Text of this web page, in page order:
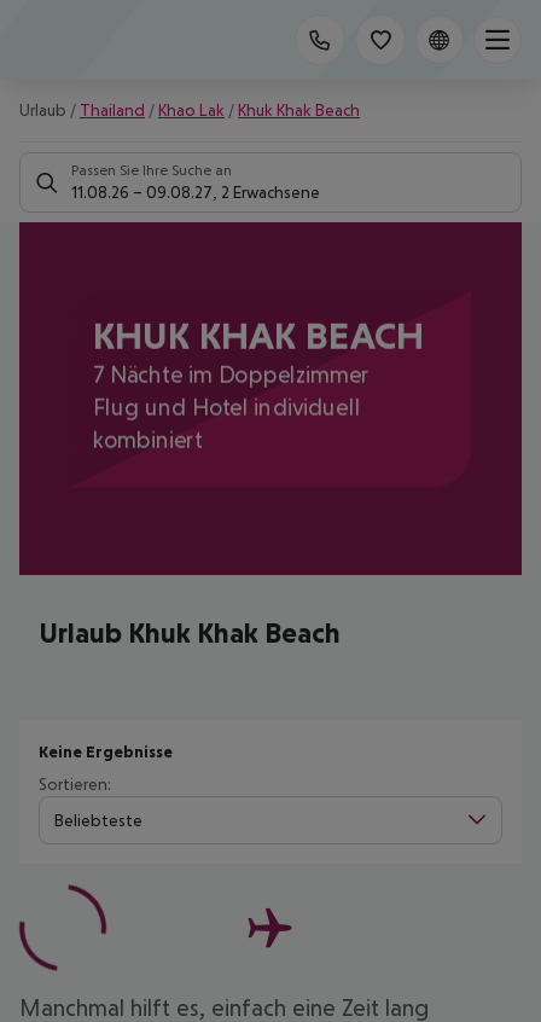
Urlaub / Thailand / Khao Lak / Khuk Khak Beach
Passen Sie Ihre Suche an
11.08.26 – 09.08.27 2 Erwachsene
KHUK KHAK BEACH
7 Nächte im Doppelzimmer
Flug und Hotel individuell
kombiniert
Urlaub Khuk Khak Beach
Keine Ergebnisse
Sortieren:
Beliebteste
Manchmal hilft es, einfach eine Zeit lang